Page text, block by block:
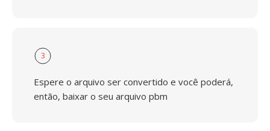
3
Espere o arquivo ser convertido e você poderá,
então, baixar o seu arquivo pbm